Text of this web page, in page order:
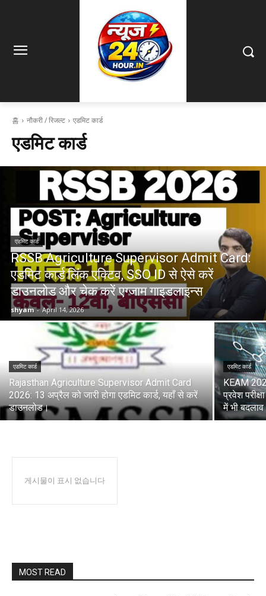
홈 नौकरी / रिजल्ट एडमिट कार्ड
एडमिट कार्ड
एडमिट कार्ड
RSSB Agriculture Supervisor Admit Card:
एडमिट कार्ड लिंक एक्टिव, SSO ID से ऐसे करें
डाउनलोड और चेक करें एग्जाम गाइडलाइन्स
shyam - April 14, 2026
एडमिट कार्ड
Rajasthan Agriculture Supervisor Admit Card
2026: 13 अप्रैल को जारी होगा एडमिट कार्ड, यहाँ से करें
डाउनलोड।
एडमिट कार्ड
KEAM
प्रवेश
में भी बदलाव
게시물이 표시 없습니다
MOST READ